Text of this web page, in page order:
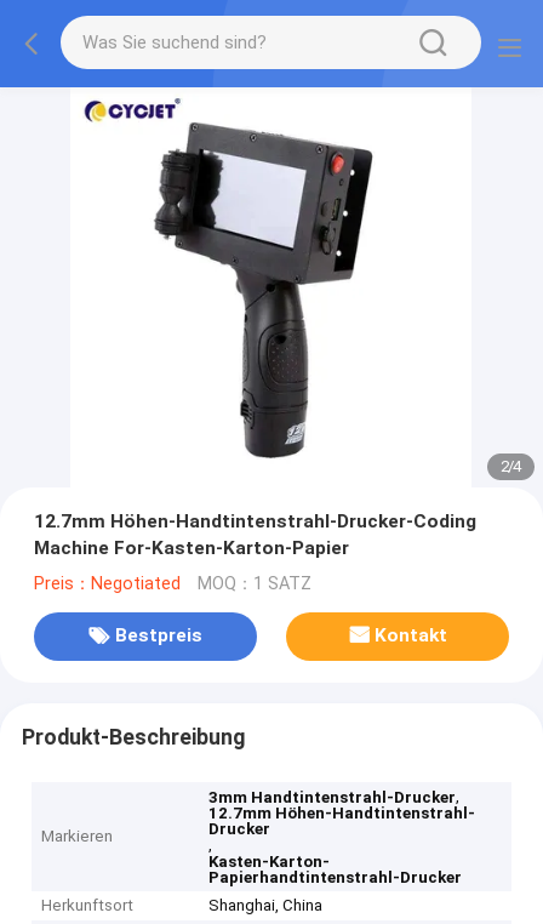
2/4
12.7mm Höhen-Handtintenstrahl-Drucker-Coding
Machine For-Kasten-Karton-Papier
Preis：Negotiated MOQ：1 SATZ
Bestpreis Kontakt
Produkt-Beschreibung
Markieren
3mm Handtintenstrahl-Drucker,
12.7mm Höhen-Handtintenstrahl-
Drucker
,
Kasten-Karton-
Papierhandtintenstrahl-Drucker
Herkunftsort
Shanghai, China